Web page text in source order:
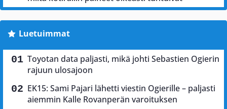
Luetuimmat
Toyotan data paljasti, mikä johti Sebastien Ogierin
rajuun ulosajoon
EK15: Sami Pajari lähetti viestin Ogierille – paljasti
aiemmin Kalle Rovanperän varoituksen